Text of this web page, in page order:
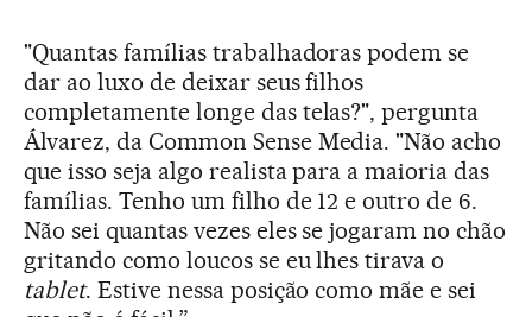
"Quantas famílias trabalhadoras podem se
dar ao luxo de deixar seus filhos
completamente longe das telas?", pergunta
Álvarez, da Common Sense Media. "Não acho
que isso seja algo realista para a maioria das
famílias. Tenho um filho de 12 e outro de 6.
Não sei quantas vezes eles se jogaram no chão
gritando como loucos se eu lhes tirava o
tablet. Estive nessa posição como mãe e sei